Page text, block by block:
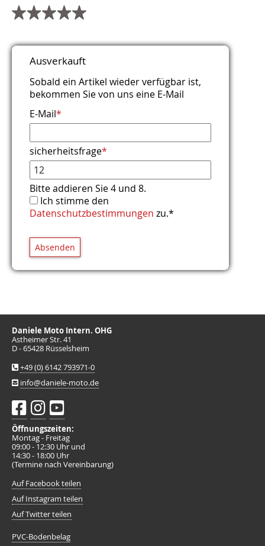
Ausverkauft
Sobald ein Artikel wieder verfügbar ist,
bekommen Sie von uns eine E-Mail
E-Mail*
sicherheitsfrage*
Bitte addieren Sie 4 und 8.
Ich stimme den
Datenschutzbestimmungen zu.*
Absenden
Daniele Moto Intern. OHG
Astheimer Str. 41
D - 65428 Rüsselsheim
+49 (0) 6142 793971-0
info@daniele-moto.de
Öffnungszeiten:
Montag - Freitag
09:00 - 12:30 Uhr und
14:30 - 18:00 Uhr
(Termine nach Vereinbarung)
Auf Facebook teilen
Auf Instagram teilen
Auf Twitter teilen
PVC-Bodenbelag